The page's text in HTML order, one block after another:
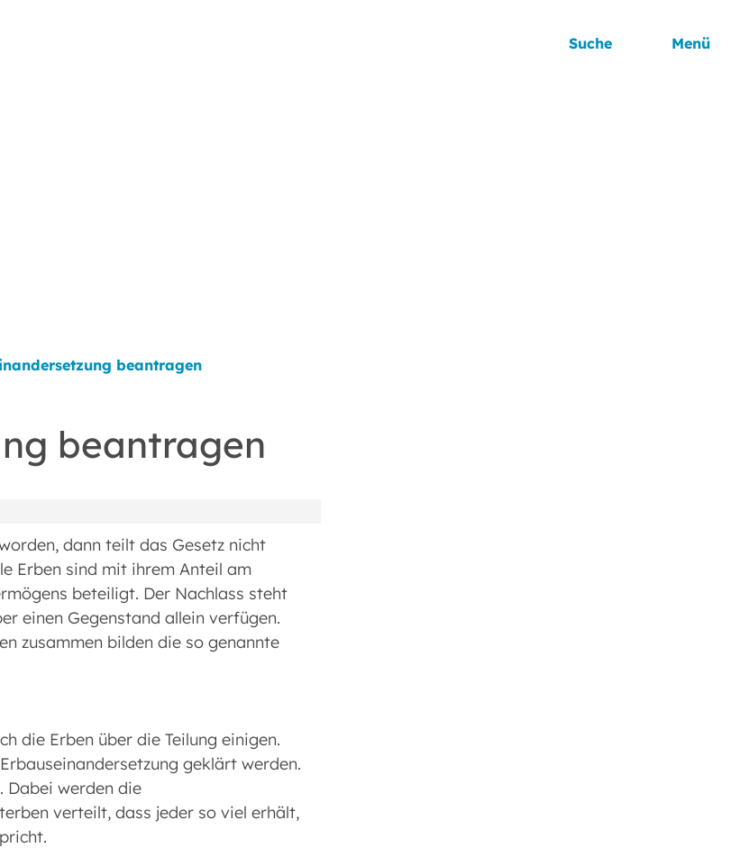
Suche Menü
beantragen
beantragen
dann teilt das Gesetz nicht
Erben sind mit ihrem Anteil am
beteiligt. Der Nachlass steht
einen Gegenstand allein verfügen.
zusammen bilden die so genannte
die Erben über die Teilung einigen.
geklärt werden.
Dabei werden die
verteilt, dass jeder so viel erhält,